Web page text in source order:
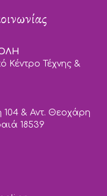
Κέντρο Τέχνης &
104 & Αντ. Θεοχάρη
18539